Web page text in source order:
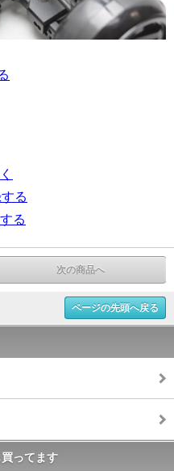
る
る
次の商品へ
ページの先頭へ戻る
ってます